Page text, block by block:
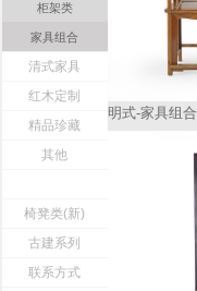
柜架类
家具组合
清式家具
红木定制
精品珍藏
其他
椅凳类(新)
古建系列
联系方式
明式-家具组合